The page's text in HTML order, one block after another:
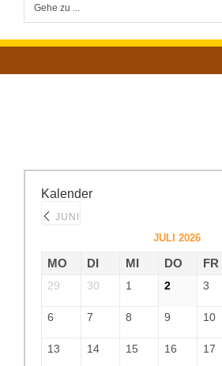
Gehe zu ...
Kalender
JUNI
JULI 2026
MO DI MI DO FR
29 30 1 2 3
6 7 8 9 10
13 14 15 16 17